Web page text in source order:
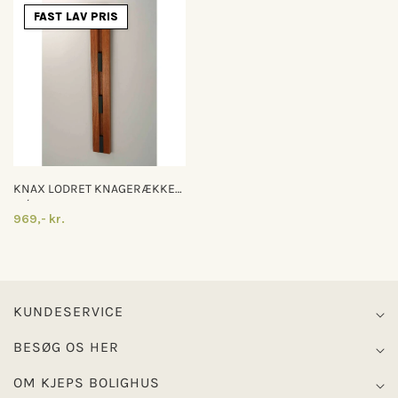
FAST LAV PRIS
KNAX LODRET KNAGERÆKKE
M/4 KNAGER
969,- kr.
KUNDESERVICE
BESØG OS HER
OM KJEPS BOLIGHUS